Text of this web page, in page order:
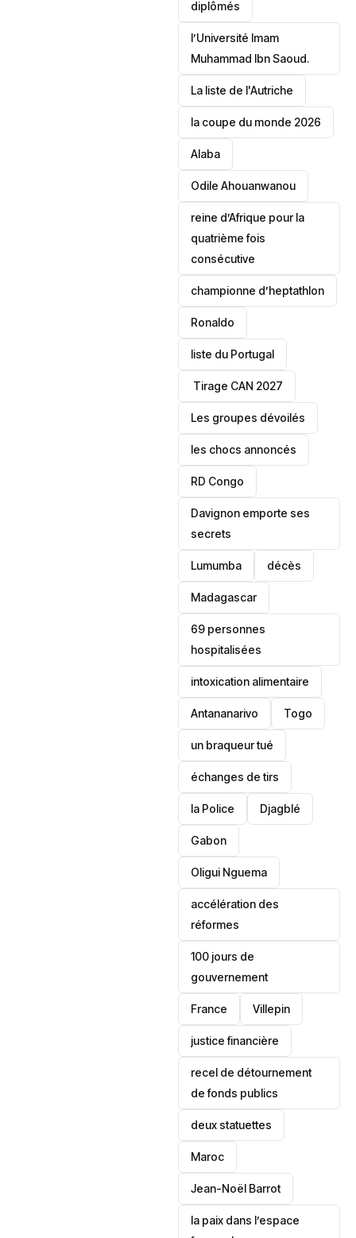
diplômés
l’Université Imam
Muhammad Ibn Saoud.
‎La liste de l'Autriche
la coupe du monde 2026
Alaba
Odile Ahouanwanou
reine d’Afrique pour la
quatrième fois
consécutive
championne d’heptathlon
Ronaldo
liste du Portugal
‎ Tirage CAN 2027
Les groupes dévoilés
les chocs annoncés
‎RD Congo
Davignon emporte ses
secrets
Lumumba décès
‎Madagascar
69 personnes
hospitalisées
intoxication alimentaire
Antananarivo ‎Togo
un braqueur tué
échanges de tirs
la Police Djagblé
Gabon
Oligui Nguema
accélération des
réformes
100 jours de
gouvernement
France Villepin
justice financière
recel de détournement
de fonds publics
deux statuettes
Maroc
Jean-Noël Barrot
la paix dans l’espace